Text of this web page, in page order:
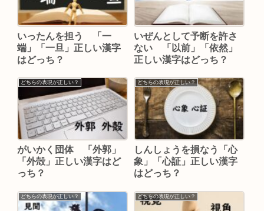
いったんを担う 「一
端」「一旦」正しい漢字
はどっち？
いぜんとして予断を許さ
ない 「以前」「依然」
正しい漢字はどっち？
どちらの表現が正しい？
がいかく団体 「外郭」
「外殻」正しい漢字はど
っち？
どちらの表現が正しい？
しんしょうを損なう「心
象」「心証」正しい漢字
はどっち？
どちらの表現が正しい？ どちらの表現が正しい？